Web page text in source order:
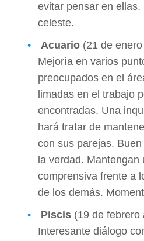
evitar pensar en
celeste.
Acuario (21 de
Mejoría en varios
preocupados en el
limadas en el trabajo
encontradas. Una
hará tratar de
con sus parejas.
la verdad. Mantengan
comprensiva frente a
de los demás.
Piscis (19 de febrero
Interesante diálogo